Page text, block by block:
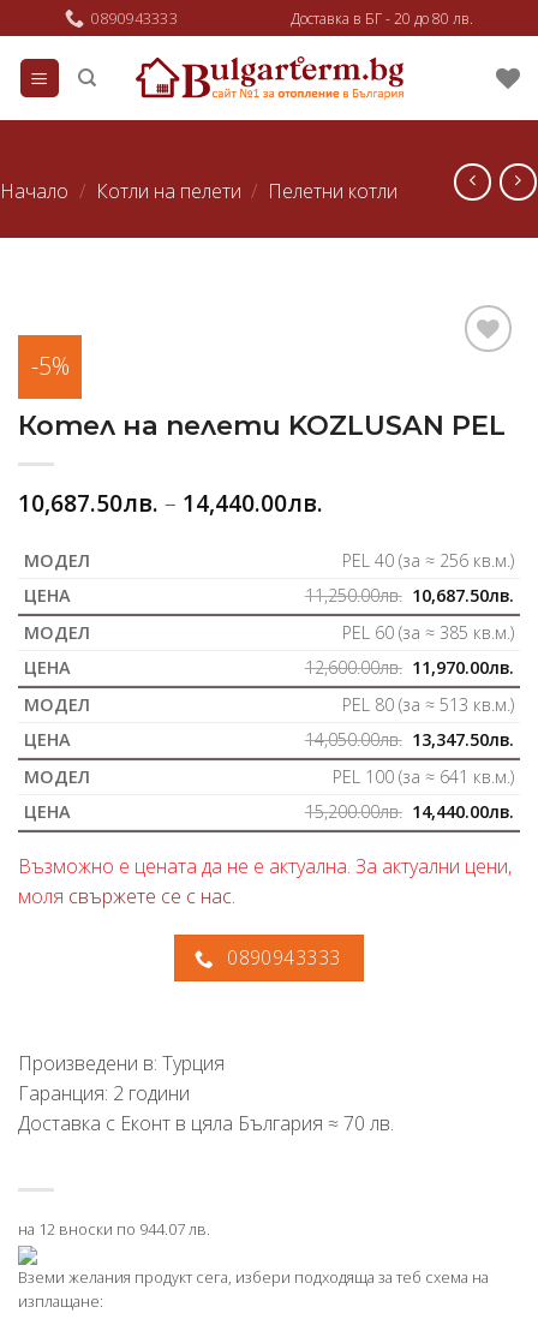
to
content
0890943333 Доставка в БГ - 20 до 80 лв.
Начало / Котли на пелети / Пелетни котли
-5%
любими
Котел на пелети KOZLUSAN PEL
10,687.50лв. – 14,440.00лв.
PEL 40 (за ≈ 256 кв.м.)
11,250.00лв. 10,687.50лв.
PEL 60 (за ≈ 385 кв.м.)
12,600.00лв. 11,970.00лв.
PEL 80 (за ≈ 513 кв.м.)
14,050.00лв. 13,347.50лв.
PEL 100 (за ≈ 641 кв.м.)
15,200.00лв. 14,440.00лв.
Възможно е цената да не е актуална. За актуални цени,
моля свържете се с нас.
0890943333
Произведени в: Турция
Гаранция: 2 години
Доставка с Еконт в цяла България ≈ 70 лв.
на 12 вноски по 944.07 лв.
Вземи желания продукт сега, избери подходяща за теб схема на
изплащане: